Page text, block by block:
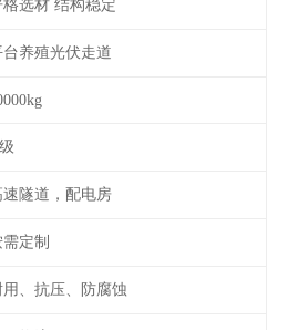
格选材 结构稳定
台养殖光伏走道
速隧道，配电房
定制
用、抗压、防腐蚀